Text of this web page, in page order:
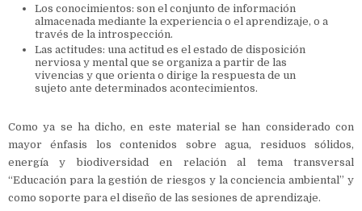
Los conocimientos: son el conjunto de información
almacenada mediante la experiencia o el aprendizaje, o a
través de la introspección.
Las actitudes: una actitud es el estado de disposición
nerviosa y mental que se organiza a partir de las
vivencias y que orienta o dirige la respuesta de un
sujeto ante determinados acontecimientos.
Como ya se ha dicho, en este material se han considerado con
mayor énfasis los contenidos sobre agua, residuos sólidos,
energía y biodiversidad en relación al tema transversal
“Educación para la gestión de riesgos y la conciencia ambiental” y
como soporte para el diseño de las sesiones de aprendizaje.